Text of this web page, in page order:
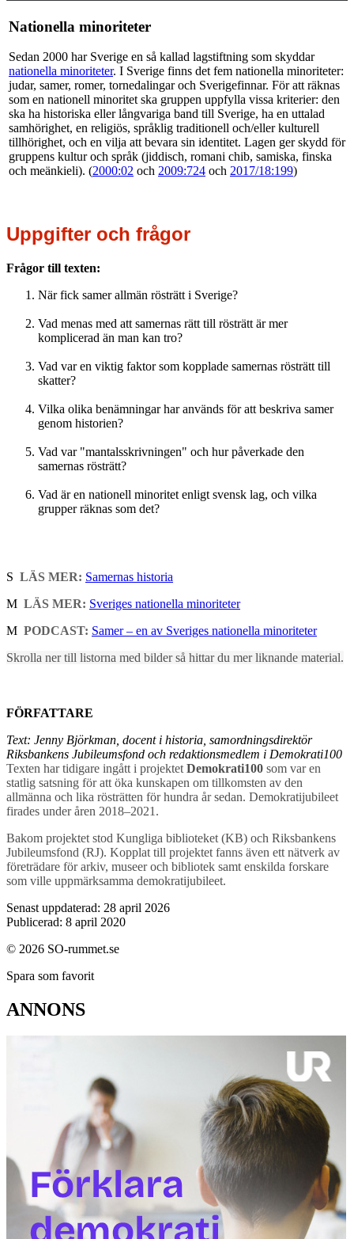
Nationella minoriteter
Sedan 2000 har Sverige en så kallad lagstiftning som skyddar
nationella minoriteter. I Sverige finns det fem nationella minoriteter:
judar, samer, romer, tornedalingar och Sverigefinnar. För att räknas
som en nationell minoritet ska gruppen uppfylla vissa kriterier: den
ska ha historiska eller långvariga band till Sverige, ha en uttalad
samhörighet, en religiös, språklig traditionell och/eller kulturell
tillhörighet, och en vilja att bevara sin identitet. Lagen ger skydd för
gruppens kultur och språk (jiddisch, romani chib, samiska, finska
och meänkieli). (2000:02 och 2009:724 och 2017/18:199)
Uppgifter och frågor
Frågor till texten:
När fick samer allmän rösträtt i Sverige?
Vad menas med att samernas rätt till rösträtt är mer
komplicerad än man kan tro?
Vad var en viktig faktor som kopplade samernas rösträtt till
skatter?
Vilka olika benämningar har används för att beskriva samer
genom historien?
Vad var "mantalsskrivningen" och hur påverkade den
samernas rösträtt?
Vad är en nationell minoritet enligt svensk lag, och vilka
grupper räknas som det?
S LÄS MER: Samernas historia
M LÄS MER: Sveriges nationella minoriteter
M PODCAST: Samer – en av Sveriges nationella minoriteter
Skrolla ner till listorna med bilder så hittar du mer liknande material.
FÖRFATTARE
Text: Jenny Björkman, docent i historia, samordningsdirektör
Riksbankens Jubileumsfond och redaktionsmedlem i Demokrati100
Texten har tidigare ingått i projektet Demokrati100 som var en
statlig satsning för att öka kunskapen om tillkomsten av den
allmänna och lika rösträtten för hundra år sedan. Demokratijubileet
firades under åren 2018–2021.
Bakom projektet stod Kungliga biblioteket (KB) och Riksbankens
Jubileumsfond (RJ). Kopplat till projektet fanns även ett nätverk av
företrädare för arkiv, museer och bibliotek samt enskilda forskare
som ville uppmärksamma demokratijubileet.
Senast uppdaterad: 28 april 2026
Publicerad: 8 april 2020
© 2026 SO-rummet.se
Spara som favorit
ANNONS